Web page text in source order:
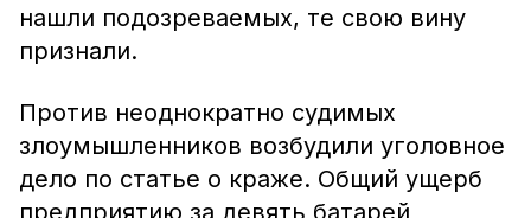
нашли подозреваемых, те свою вину
признали.
Против неоднократно судимых
злоумышленников возбудили уголовное
дело по статье о краже. Общий ущерб
предприятию за девять батарей